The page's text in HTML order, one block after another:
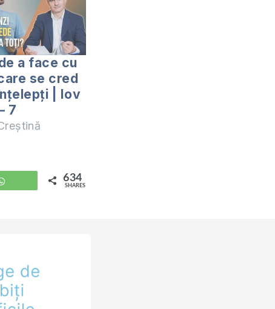
a face cu
se cred
| Iov
7
WhatsApp 634
SHARES